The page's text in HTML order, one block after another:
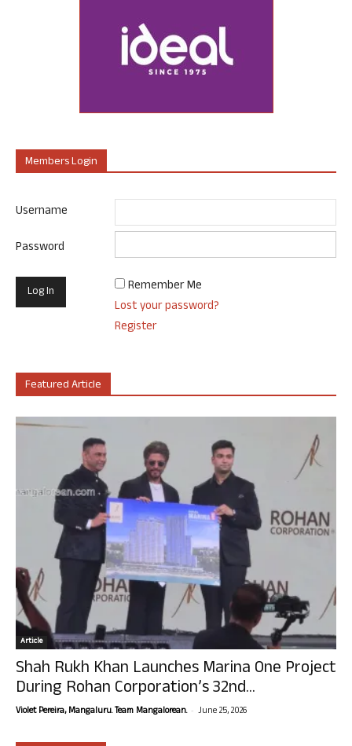
Members Login
Username
Password
Remember Me
Lost your password?
Register
Featured Article
Article
Shah Rukh Khan Launches Marina One Project
During Rohan Corporation’s 32nd...
Violet Pereira, Mangaluru. Team Mangalorean. - June 25, 2026